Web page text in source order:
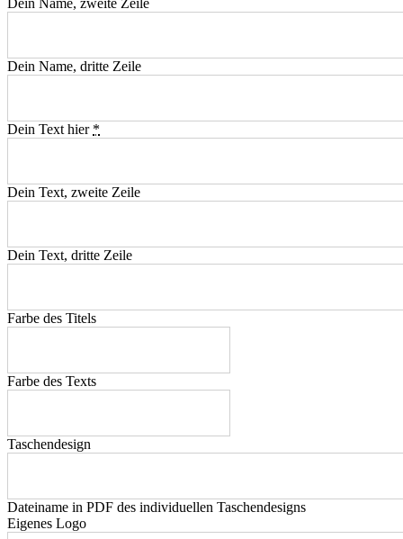
Dein Name, zweite Zeile
Dein Name, dritte Zeile
Dein Text hier *
Dein Text, zweite Zeile
Dein Text, dritte Zeile
Farbe des Titels
Farbe des Texts
Taschendesign
Dateiname in PDF des individuellen Taschendesigns
Eigenes Logo